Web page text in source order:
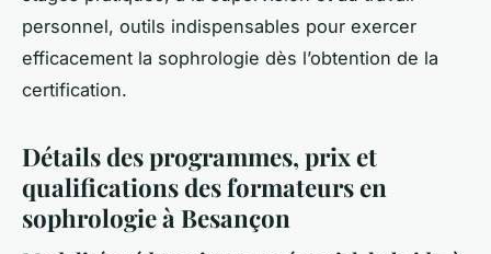
personnel, outils indispensables pour exercer
efficacement la sophrologie dès l’obtention de la
certification.
Détails des programmes, prix et
qualifications des formateurs en
sophrologie à Besançon